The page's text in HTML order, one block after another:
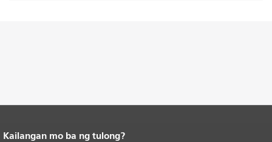
Katapusan ng nilalaman ng
Kailangan mo ba ng tulong?